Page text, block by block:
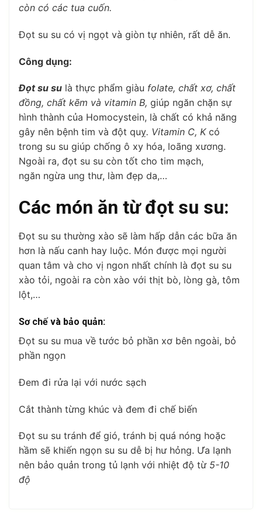
còn có các tua cuốn.
Đọt su su có vị ngọt và giòn tự nhiên, rất dễ ăn.
Công dụng:
Đọt su su là thực phẩm giàu folate, chất xơ, chất
đồng, chất kẽm và vitamin B, giúp ngăn chặn sự
hình thành của Homocystein, là chất có khả năng
gây nên bệnh tim và đột quỵ. Vitamin C, Kcó
trong su su giúp chống ô xy hóa, loãng xương.
Ngoài ra, đọt su su còn tốt cho tim mạch,
ngăn ngừa ung thư, làm đẹp da,…
Các món ăn từ đọt su su:
Đọt su su thường xào sẽ làm hấp dẫn các bữa ăn
hơn là nấu canh hay luộc. Món được mọi người
quan tâm và cho vị ngon nhất chính là đọt su su
xào tỏi, ngoài ra còn xào với thịt bò, lòng gà, tôm
lột,…
Sơ chế và bảo quản:
Đọt su su mua về tước bỏ phần xơ bên ngoài, bỏ
phần ngọn
Đem đi rửa lại với nước sạch
Cắt thành từng khúc và đem đi chế biến
Đọt su su tránh để gió, tránh bị quá nóng hoặc
hầm sẽ khiến ngọn su su dễ bị hư hỏng. Ưa lạnh
nên bảo quản trong tủ lạnh với nhiệt độ từ5-10
độ